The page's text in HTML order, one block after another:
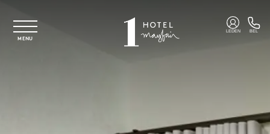
MENU
LEDEN BEL